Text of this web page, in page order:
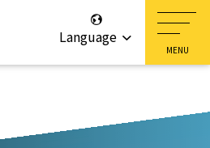
Language